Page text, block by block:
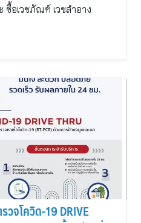
อเวชภัณฑ์ เวชสำอาง
จโควิด-19 DRIVE